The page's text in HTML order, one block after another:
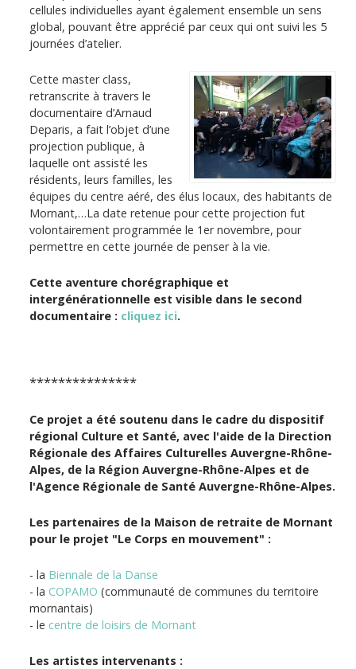
cellules individuelles ayant également ensemble un sens
global, pouvant être apprécié par ceux qui ont suivi les 5
journées d’atelier.
Cette master class,
retranscrite à travers le
documentaire d’Arnaud
Deparis, a fait l’objet d’une
projection publique, à
laquelle ont assisté les
résidents, leurs familles, les
équipes du centre aéré, des élus locaux, des habitants de
Mornant,…La date retenue pour cette projection fut
volontairement programmée le 1er novembre, pour
permettre en cette journée de penser à la vie.
Cette aventure chorégraphique et
intergénérationnelle est visible dans le second
documentaire : cliquez ici.
***************
Ce projet a été soutenu dans le cadre du dispositif
régional Culture et Santé, avec l'aide de la Direction
Régionale des Affaires Culturelles Auvergne-Rhône-
Alpes, de la Région Auvergne-Rhône-Alpes et de
l'Agence Régionale de Santé Auvergne-Rhône-Alpes.
Les partenaires de la Maison de retraite de Mornant
pour le projet "Le Corps en mouvement" :
- la Biennale de la Danse
- la COPAMO (communauté de communes du territoire
mornantais)
- le centre de loisirs de Mornant
Les artistes intervenants :